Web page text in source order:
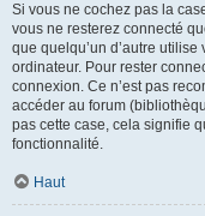
Si vous ne cochez pas la
vous ne resterez connecté
que quelqu’un d’autre
ordinateur. Pour rester
connexion. Ce n’est pas
accéder au forum
pas cette case, cela signifie
fonctionnalité.
Haut